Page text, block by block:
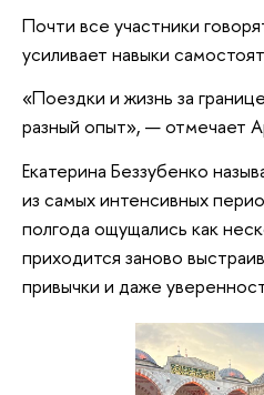
Почти все участники
усиливает навыки
«Поездки и жизнь за
разный опыт», — отмечает
Екатерина Беззубенко
из самых интенсивных
полгода ощущались как
приходится заново
привычки и даже